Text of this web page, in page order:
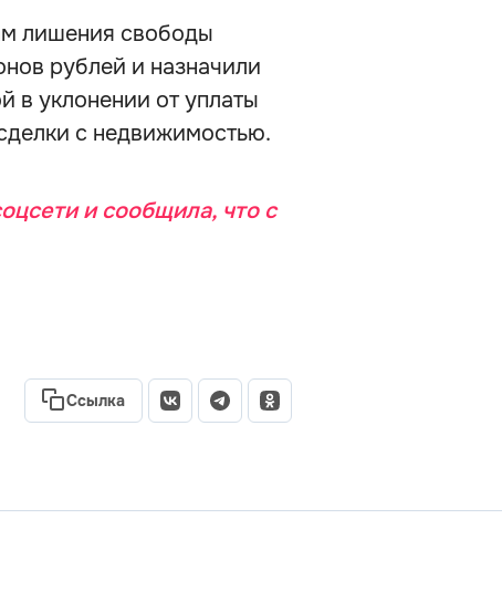
лишения свободы
рублей и назначили
в уклонении от уплаты
с недвижимостью.
и сообщила, что с
Ссылка